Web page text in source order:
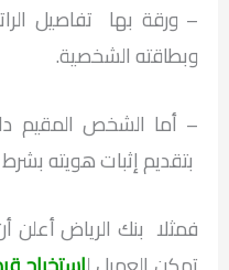
– ورقة بها تفاصيل
وبطاقته الشخصية.
– أما الشخص المقيم
بتقديم إثبات هويته
فمثلا بنك الرياض أعلن